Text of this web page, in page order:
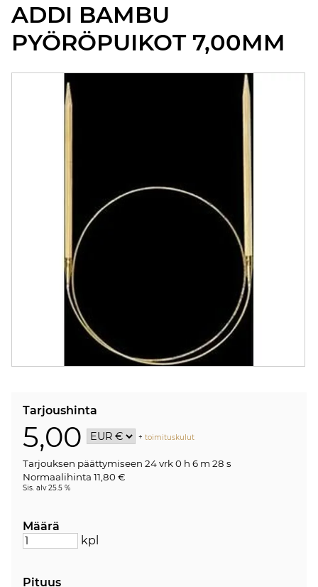
ADDI BAMBU
PYÖRÖPUIKOT 7,00MM
Tarjoushinta
5,00 +toimituskulut
Tarjouksen päättymiseen 24 vrk 0 h 6 m 28 s
Normaalihinta 11,80 €
Sis. alv 25.5 %
Määrä
kpl
Pituus